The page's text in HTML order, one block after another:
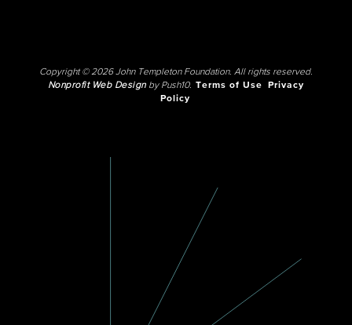
Copyright © 2026 John Templeton Foundation. All rights reserved.
Nonprofit Web Designby Push10. Terms of Use
Privacy
Policy